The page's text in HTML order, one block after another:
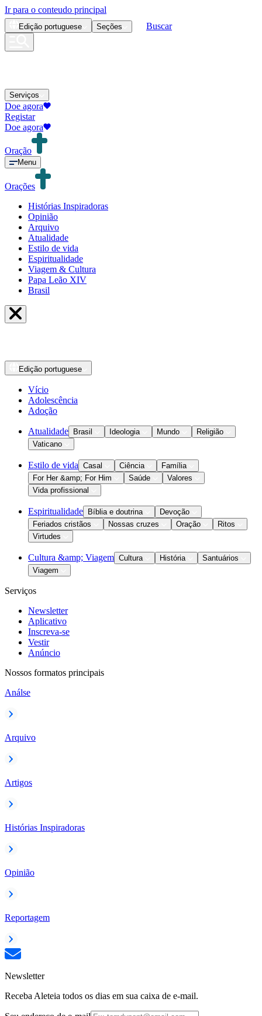
Ir para o conteudo principal
Edição portuguese Seções Buscar
Serviços
Doe agora
Registar
Doe agora
Oração
Menu
Orações
Histórias Inspiradoras
Opinião
Arquivo
Atualidade
Estilo de vida
Espiritualidade
Viagem & Cultura
Papa Leão XIV
Brasil
Edição portuguese
Vício
Adolescência
Adoção
Atualidade Brasil Ideologia Mundo
Religião
Vaticano
Estilo de vida Casal Ciência
Família
For Her &amp; For Him
Saúde
Valores
Vida profissional
Espiritualidade Bíblia e doutrina
Devoção
Feriados cristãos
Nossas cruzes Oração
Ritos
Virtudes
Cultura &amp; Viagem Cultura História
Santuários
Viagem
Serviços
Newsletter
Aplicativo
Inscreva-se
Vestir
Anúncio
Nossos formatos principais
Análse
Arquivo
Artigos
Histórias Inspiradoras
Opinião
Reportagem
Newsletter
Receba Aleteia todos os dias em sua caixa de e-mail.